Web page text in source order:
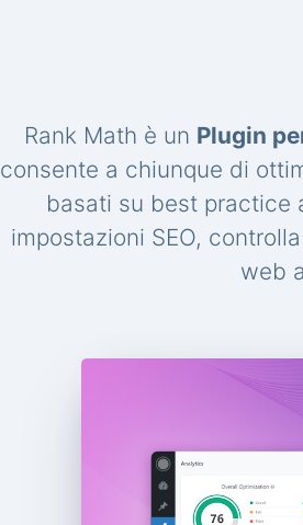
Rank Math è un Plugin
consente a chiunque di
basati su best practice
impostazioni SEO,
web